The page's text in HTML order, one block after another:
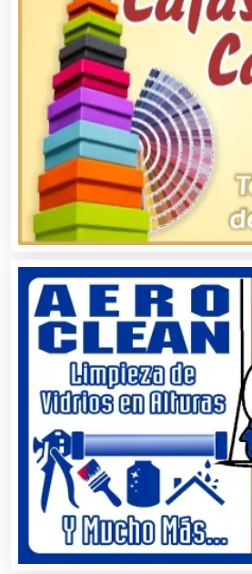
Buceo
Cafeterías
Cajas de Ahorro
Cámaras de Comercio
Camiones para Fletes
Cancelería de Aluminio
Capacitación
Carnicerías